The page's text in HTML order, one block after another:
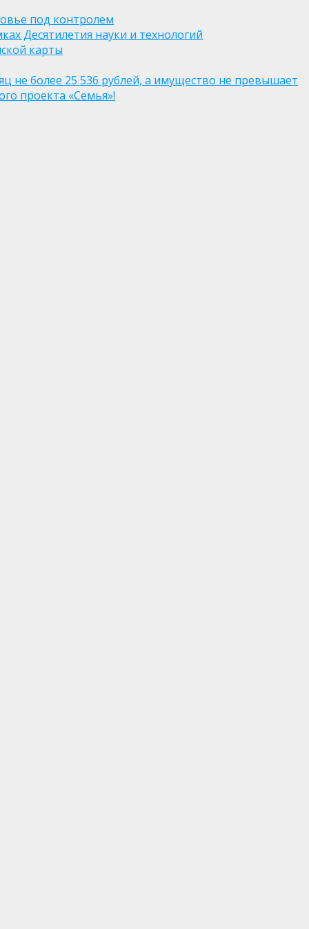
под контролем
Десятилетия науки и технологий
карты
не более 25 536 рублей, а имущество не превышает
проекта «Семья»!